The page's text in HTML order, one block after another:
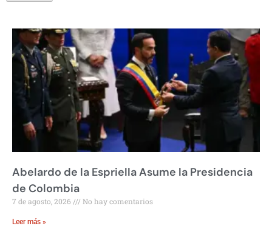
Abelardo de la Espriella Asume la Presidencia
de Colombia
7 de agosto, 2026 No hay comentarios
Leer más »